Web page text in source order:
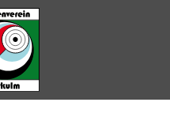
springen